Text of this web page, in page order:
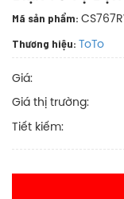
Mã sản phẩm:
Thương hiệu: ToTo
Giá:
Giá thị trường:
Tiết kiếm: